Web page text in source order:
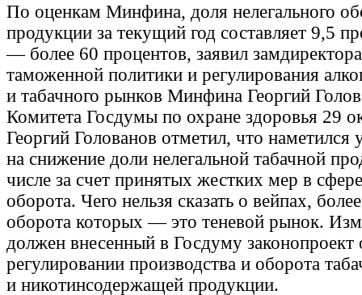
По оценкам Минфина, доля нелегального
продукции за текущий год составляет 9,5
— более 60 процентов, заявил
таможенной политики и регулирования
и табачного рынков Минфина Георгий
Комитета Госдумы по охране здоровья 29
Георгий Голованов отметил, что наметился
на снижение доли нелегальной табачной
числе за счет принятых жестких мер в
оборота. Чего нельзя сказать о вейпах,
оборота которых — это теневой рынок.
должен внесенный в Госдуму законопроект
регулировании производства и оборота
и никотинсодержащей продукции.